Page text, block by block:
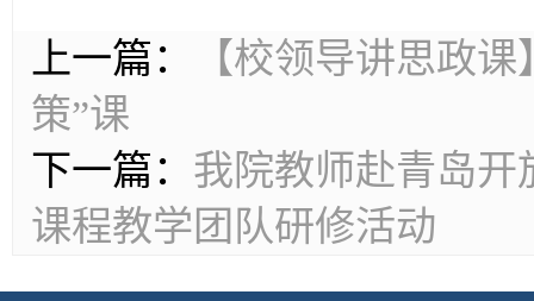
上一篇：
【校领导讲思政
策”课
下一篇： 我院教师赴青岛开
课程教学团队研修活动